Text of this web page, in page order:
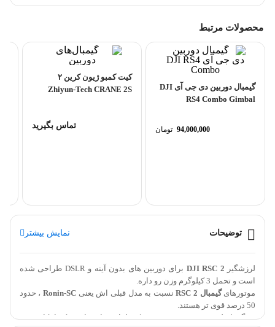
محصولات مرتبط
گیمبال دوربین دی جی آی DJI
RS4 Combo Gimbal
94,000,000 تومان
کیت کمبو ژیون کرین ۲
Zhiyun-Tech CRANE 2S
تماس بگیرید
توضیحات نمایش بیشتر
لرزشگیر
برای دوربین های بدون آینه و DSLR طراحی شده
است و تحمل 3 کیلوگرم وزن رو داره.
موتورهایگیمبال RSC 2 نسبت به مدل قبلی اش یعنیRonin-SC ، حدود
50 درصد قوی تر هستند.
ویژگی اصلیDJI RSC 2 Gimbalیک طراحی تاشو است که امکان تغییر